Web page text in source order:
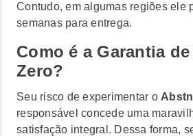
Contudo, em algumas regiões ele
semanas para entrega.
Como é a Garantia
Zero?
Seu risco de experimentar o
responsável concede uma
satisfação integral. Dessa forma,